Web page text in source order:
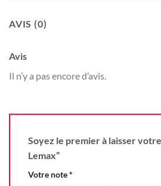
AVIS (0)
Avis
Il n’y a pas encore d’avis.
Soyez le premier à laisser
Lemax”
Votre note*